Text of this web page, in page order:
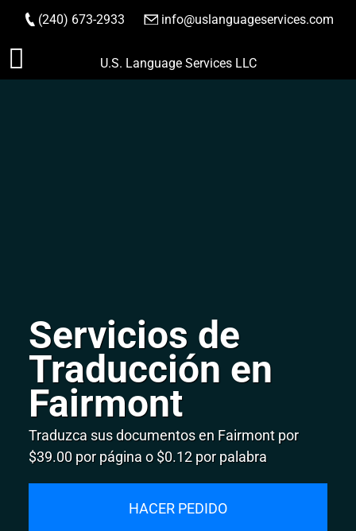
Saltar
(240) 673-2933 info@uslanguageservices.com
HACER PEDIDO
U.S. Language Services LLC
Servicios de
Traducción en
Fairmont
Traduzca sus documentos en Fairmont por
$39.00 por página o $0.12 por palabra
HACER PEDIDO